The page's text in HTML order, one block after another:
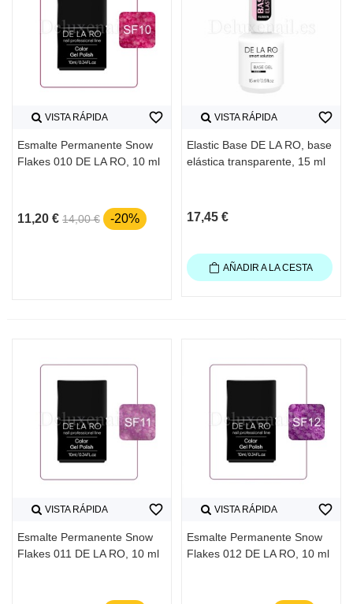
VISTA RÁPIDA
Esmalte Permanente Snow
Flakes 010 DE LA RO, 10 ml
11,20 € 14,00 € -20%
favorite_border VISTA RÁPIDA
Elastic Base DE LA RO, base
elástica transparente, 15 ml
17,45 €
favorite_border
AÑADIR A LA CESTA
VISTA RÁPIDA
Esmalte Permanente Snow
Flakes 011 DE LA RO, 10 ml
favorite_border VISTA RÁPIDA
Esmalte Permanente Snow
Flakes 012 DE LA RO, 10 ml
favorite_border